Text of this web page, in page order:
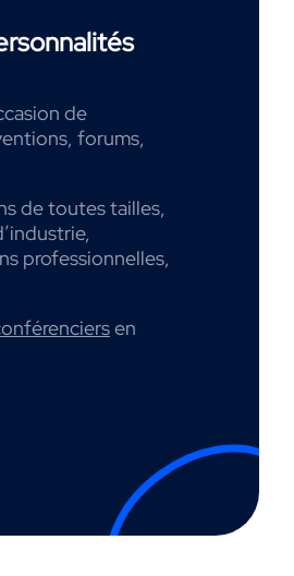
de
forums,
de toutes tailles,
professionnelles,
en